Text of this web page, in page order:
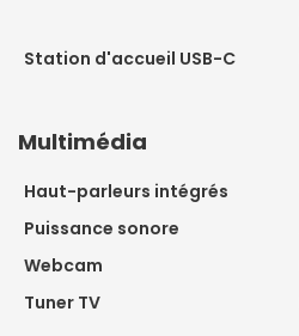
Station d'accueil USB-C
Multimédia
Haut-parleurs intégrés
Puissance sonore
Webcam
Tuner TV